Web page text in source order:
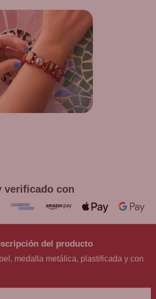
verificado con
del producto
medalla metálica, plastificada y con